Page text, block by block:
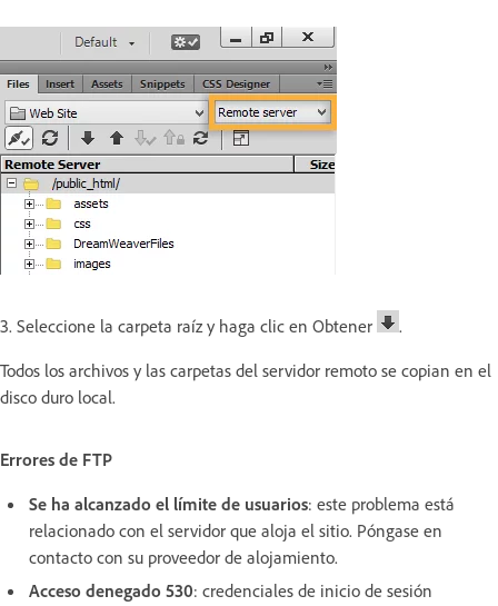
3. Seleccione la carpeta raíz y haga clic en Obtener
.
Todos los archivos y las carpetas del servidor remoto se copian en el
disco duro local.
Errores de FTP
Se ha alcanzado el límite de usuarios: este problema está
relacionado con el servidor que aloja el sitio. Póngase en
contacto con su proveedor de alojamiento.
Acceso denegado 530: credenciales de inicio de sesión